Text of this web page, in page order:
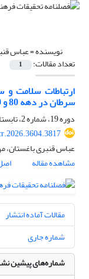
نویسنده =عباس
تعداد مقالات: 1
ارتباطات سلامت و
سرطان در دهه 80 و 90
دوره 19، شماره 2، تابستان 1405، صفحه
عباس قنبری باغستان،
مشاهده مقاله
مقالات آماده انتشار
شماره جاری
شماره‌های پیشین